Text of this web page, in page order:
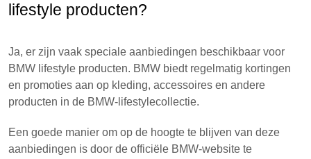
lifestyle producten?
Ja, er zijn vaak speciale aanbiedingen beschikbaar voor
BMW lifestyle producten. BMW biedt regelmatig kortingen
en promoties aan op kleding, accessoires en andere
producten in de BMW-lifestylecollectie.
Een goede manier om op de hoogte te blijven van deze
aanbiedingen is door de officiële BMW-website te